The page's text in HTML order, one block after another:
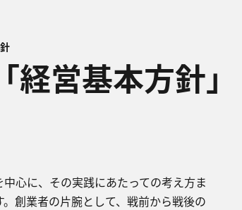
営基本方針」
心に、その実践にあたっての考え方ま
創業者の片腕として、戦前から戦後の